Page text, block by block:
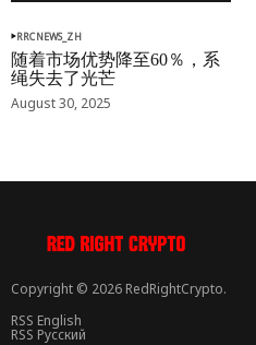
RRCNEWS_ZH
随着市场优势降至60％，系
绳失去了光芒
August 30, 2025
Copyright © 2026 RedRightCrypto.
RSS English
RSS Русский